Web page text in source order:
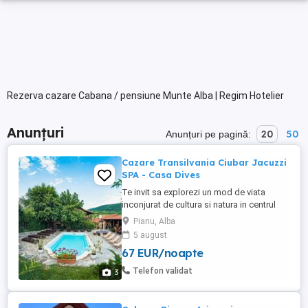
Rezerva cazare Cabana / pensiune Munte Alba | Regim Hotelier
Anunțuri Anunțuri pe pagină: 20 50
3
Cazare Transilvania Ciubar Jacuzzi
SPA - Casa Dives
Te invit sa explorezi un mod de viata
inconjurat de cultura si natura in centrul
triunghiului Castelul Corvinilor-Sibiu-Salina
Turda Cazare intr-o casa construita la
1850 La Casa Dives, vacanta nu e o pauza,
ci o poveste traita intr-o casa construita la
1850, unde timpul curge altfel. Am creat o
Pianu, Alba
5 august
67 EUR/noapte
Telefon validat